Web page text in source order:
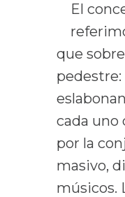
El
que
pedestre:
cada uno
por la
masivo,
músicos.